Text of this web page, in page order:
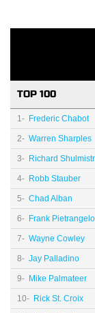
TOP 100
1- Frederic Chabot
2- Warren Sharples
3- Richard
4- Robb Stauber
5- Chad Alban
6- Frank Pietrangelo
7- Wayne Cowley
8- Jay Palladino
9- Mike Palmateer
10- Rick St. Croix